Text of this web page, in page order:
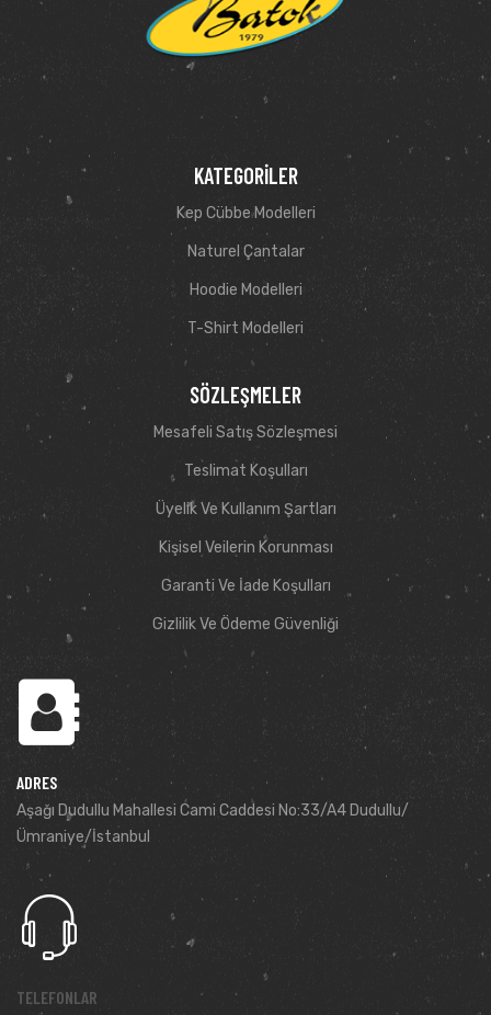
KATEGORILER
Kep Cübbe Modelleri
Naturel Çantalar
Hoodie Modelleri
T-Shirt Modelleri
SÖZLEŞMELER
Mesafeli Satış Sözleşmesi
Teslimat Koşulları
Üyelik Ve Kullanım Şartları
Kişisel Veilerin Korunması
Garanti Ve İade Koşulları
Gizlilik Ve Ödeme Güvenliği
ADRES
Aşağı Dudullu Mahallesi Cami Caddesi No:33/A4 Dudullu/
Ümraniye/İstanbul
TELEFONLAR